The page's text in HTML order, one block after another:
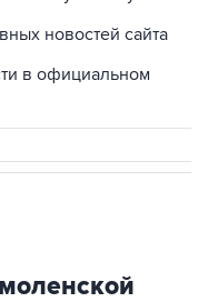
в официальном